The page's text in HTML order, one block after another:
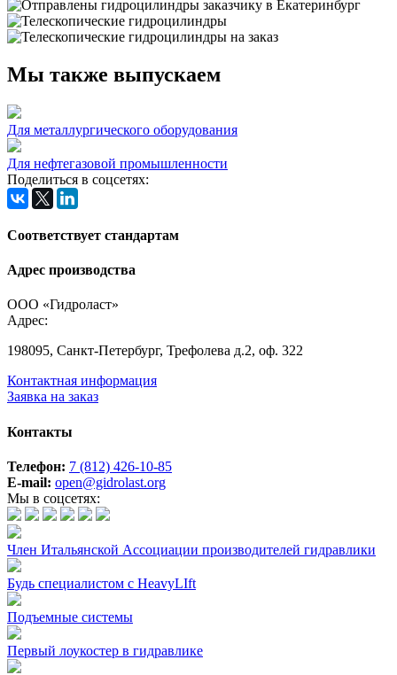
Мы также выпускаем
Для металлургического оборудования
Для нефтегазовой промышленности
Поделиться в соцсетях:
Соответствует стандартам
Адрес производства
ООО «Гидроласт»
Адрес:
198095, Санкт-Петербург, Трефолева д.2, оф. 322
Контактная информация
Заявка на заказ
Контакты
Телефон: 7 (812) 426-10-85
E-mail: open@gidrolast.org
Мы в соцсетях:
Член Итальянской Ассоциации производителей гидравлики
Будь специалистом с HeavyLIft
Подъемные системы
Первый лоукостер в гидравлике